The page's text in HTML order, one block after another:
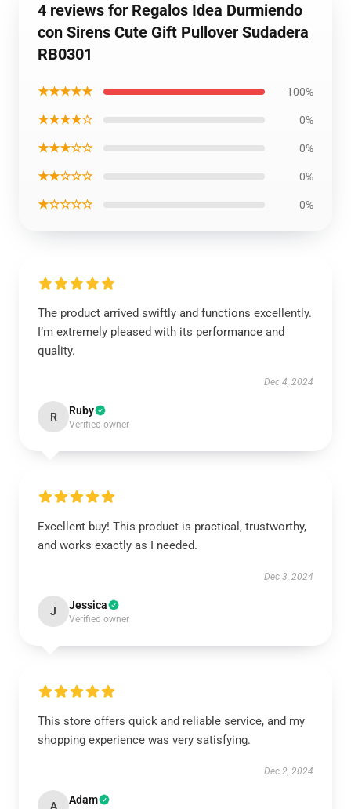
4 reviews for Regalos Idea Durmiendo
con Sirens Cute Gift Pullover Sudadera
RB0301
★★★★★ 100%
★★★★☆ 0%
★★★☆☆ 0%
★★☆☆☆ 0%
★☆☆☆☆ 0%
The product arrived swiftly and functions excellently.
I’m extremely pleased with its performance and
quality.
Dec 4, 2024
R Ruby
Verified owner
Excellent buy! This product is practical, trustworthy,
and works exactly as I needed.
Dec 3, 2024
J Jessica
Verified owner
This store offers quick and reliable service, and my
shopping experience was very satisfying.
Dec 2, 2024
A Adam